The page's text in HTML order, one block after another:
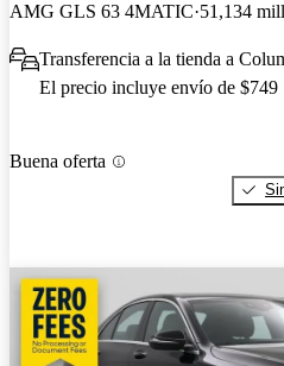
AMG GLS 63 4MATIC 51,134
Transferencia a la tienda a
El precio incluye envío de $749
Buena oferta